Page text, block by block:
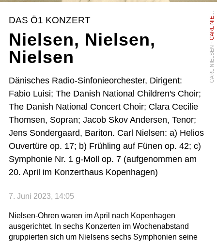
CARL NIELSEN -
E
M
DAS Ö1 KONZERT
Nielsen, Nielsen,
Nielsen
Dänisches Radio-Sinfonieorchester, Dirigent:
Fabio Luisi; The Danish National Children's Choir;
The Danish National Concert Choir; Clara Cecilie
Thomsen, Sopran; Jacob Skov Andersen, Tenor;
Jens Sondergaard, Bariton. Carl Nielsen: a) Helios
Ouvertüre op. 17; b) Frühling auf Fünen op. 42; c)
Symphonie Nr. 1 g-Moll op. 7 (aufgenommen am
20. April im Konzerthaus Kopenhagen)
7. Juni 2023, 14:05
Nielsen-Ohren waren im April nach Kopenhagen
ausgerichtet. In sechs Konzerten im Wochenabstand
gruppierten sich um Nielsens sechs Symphonien seine